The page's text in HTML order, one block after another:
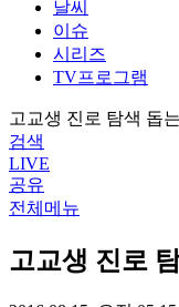
날씨
이슈
시리즈
TV프로그램
고교생 진로 탐색 돕
검색
LIVE
공유
전체메뉴
고교생 진로